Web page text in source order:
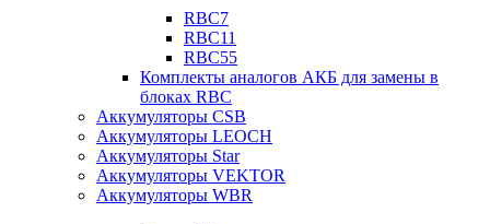
RBC7
RBC11
RBC55
Комплекты аналогов АКБ для замены в
блоках RBC
Аккумуляторы CSB
Аккумуляторы LEOCH
Аккумуляторы Star
Аккумуляторы VEKTOR
Аккумуляторы WBR